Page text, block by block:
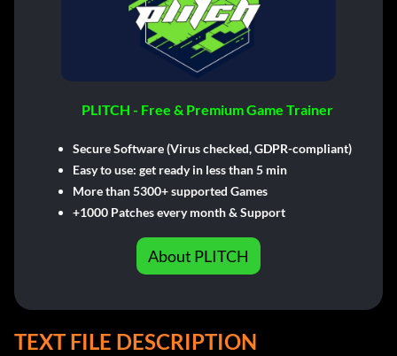
PLITCH - Free & Premium Game Trainer
Secure Software (Virus checked, GDPR-compliant)
Easy to use: get ready in less than 5 min
More than 5300+ supported Games
+1000 Patches every month & Support
About PLITCH
TEXT FILE DESCRIPTION